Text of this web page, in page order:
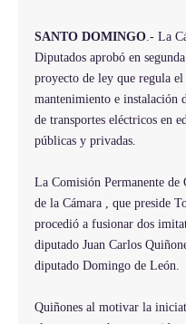
SANTO DOMINGO.- La
Diputados aprobó en
proyecto de ley que regula el
mantenimiento e instalación
de transportes eléctricos en
públicas y privadas.
La Comisión Permanente de
de la Cámara , que preside
procedió a fusionar dos
diputado Juan Carlos
diputado Domingo de León.
Quiñones al motivar la